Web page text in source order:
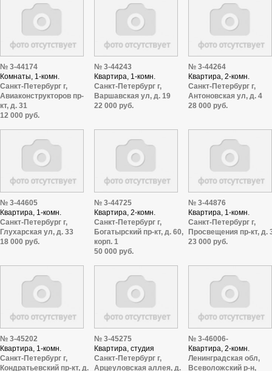
№ 3-44174
Комнаты, 1-комн.
Санкт-Петербург г,
Авиаконструкторов пр-
кт, д. 31
12 000 руб.
№ 3-44243
Квартира, 1-комн.
Санкт-Петербург г,
Варшавская ул, д. 19
22 000 руб.
№ 3-44264
Квартира, 2-комн.
Санкт-Петербург г,
Антоновская ул, д. 4
28 000 руб.
№ 3-44605
Квартира, 1-комн.
Санкт-Петербург г,
Глухарская ул, д. 33
18 000 руб.
№ 3-44725
Квартира, 2-комн.
Санкт-Петербург г,
Богатырский пр-кт, д. 60,
корп. 1
50 000 руб.
№ 3-44876
Квартира, 1-комн.
Санкт-Петербург г,
Просвещения пр-кт, д.
23 000 руб.
№ 3-45202
Квартира, 1-комн.
Санкт-Петербург г,
Кондратьевский пр-кт, д.
№ 3-45275
Квартира, студия
Санкт-Петербург г,
Арцеуловская аллея, д.
№ 3-46006-
Квартира, 2-комн.
Ленинградская обл,
Всеволожский р-н,